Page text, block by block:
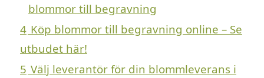
blommor till begravning
4 Köp blommor till begravning online – Se
utbudet här!
5 Välj leverantör för din blommleverans i